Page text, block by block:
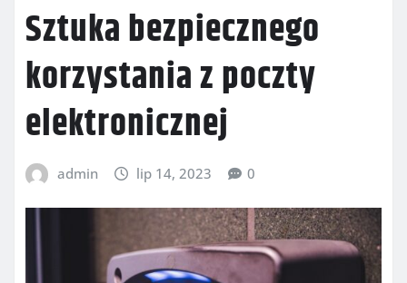
Sztuka bezpiecznego
korzystania z poczty
elektronicznej
admin lip 14, 2023 0